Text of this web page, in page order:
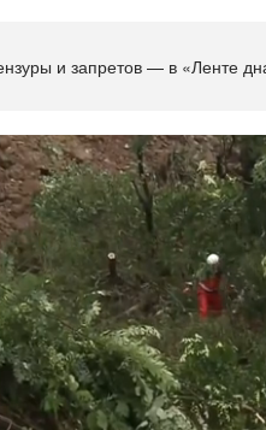
и запретов — в «Ленте